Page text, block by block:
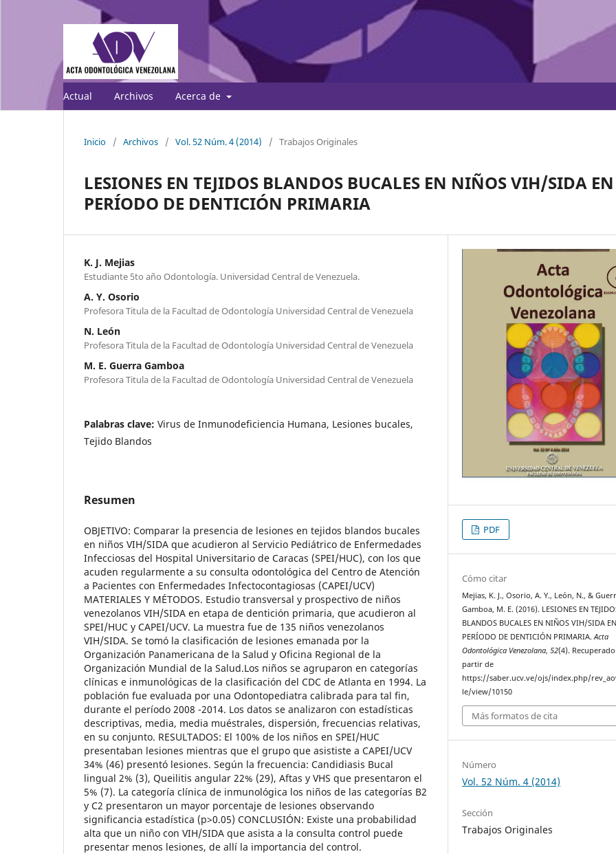
Actual Archivos Acerca de
Inicio / Archivos / Vol. 52 Núm. 4 (2014) / Trabajos Originales
LESIONES EN TEJIDOS BLANDOS BUCALES EN NIÑOS VIH/SIDA EN
PERÍODO DE DENTICIÓN PRIMARIA
K. J. Mejias
Estudiante 5to año Odontología. Universidad Central de Venezuela.
A. Y. Osorio
Profesora Titula de la Facultad de Odontología Universidad Central de Venezuela
N. León
Profesora Titula de la Facultad de Odontología Universidad Central de Venezuela
M. E. Guerra Gamboa
Profesora Titula de la Facultad de Odontología Universidad Central de Venezuela
Palabras clave: Virus de Inmunodeficiencia Humana, Lesiones bucales,
Tejido Blandos
Resumen
OBJETIVO: Comparar la presencia de lesiones en tejidos blandos bucales
en niños VIH/SIDA que acudieron al Servicio Pediátrico de Enfermedades
Infecciosas del Hospital Universitario de Caracas (SPEI/HUC), con los que
acuden regularmente a su consulta odontológica del Centro de Atención
a Pacientes con Enfermedades Infectocontagiosas (CAPEI/UCV)
MATERIALES Y MÉTODOS. Estudio transversal y prospectivo de niños
venezolanos VIH/SIDA en etapa de dentición primaria, que acudieron al
SPEI/HUC y CAPEI/UCV. La muestra fue de 135 niños venezolanos
VIH/SIDA. Se tomó la clasificación de lesiones emanada por la
Organización Panamericana de la Salud y Oficina Regional de la
Organización Mundial de la Salud.Los niños se agruparon en categorías
clínicas e inmunológicas de la clasificación del CDC de Atlanta en 1994. La
población fue evaluada por una Odontopediatra calibrada para tal fin,
durante el período 2008 -2014. Los datos se analizaron con estadísticas
descriptivas, media, media muéstrales, dispersión, frecuencias relativas,
en su conjunto. RESULTADOS: El 100% de los niños en SPEI/HUC
presentaban lesiones mientras que el grupo que asististe a CAPEI/UCV
34% (46) presentó lesiones. Según la frecuencia: Candidiasis Bucal
lingual 2% (3), Queilitis angular 22% (29), Aftas y VHS que presentaron el
5% (7). La categoría clínica de inmunológica los niños de las categorías B2
y C2 presentaron un mayor porcentaje de lesiones observando
significancia estadística (p>0.05) CONCLUSIÓN: Existe una probabilidad
alta que un niño con VIH/SIDA que asista a la consulta control puede
presentar menos lesiones, de allí la importancia del control.
PDF
Cómo citar
Mejias, K. J., Osorio, A. Y., León, N., &
Gamboa, M. E. (2016). LESIONES EN
BLANDOS BUCALES EN NIÑOS VIH/SIDA EN
PERÍODO DE DENTICIÓN PRIMARIA.Acta
Odontológica Venezolana,52(4).
partir de
https://saber.ucv.ve/ojs/index.php/
le/view/10150
Más formatos de cita
Número
Vol. 52 Núm. 4 (2014)
Sección
Trabajos Originales